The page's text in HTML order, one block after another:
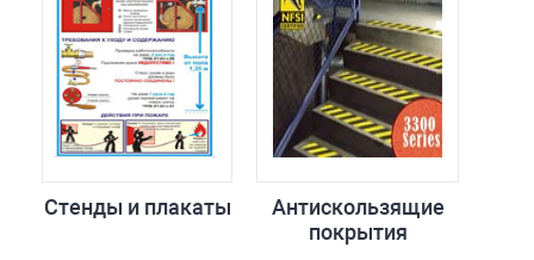
Стенды и плакаты
Антискользящие
покрытия